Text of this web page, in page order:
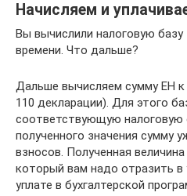
Начисляем и
Вы вычислили налоговую
времени. Что дальше?
Дальше вычисляем сумму ЕН
110 декларации). Для этого
соответствующую налоговую
полученного значения сумму
взносов. Полученная
который вам надо отразить в
уплате в бухгалтерской